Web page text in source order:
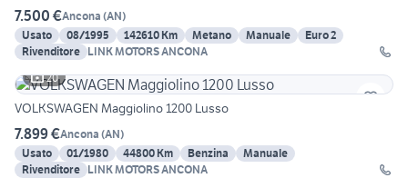
7.500 €Ancona (AN)
Usato
08/1995 142610 Km Metano Manuale
Euro 2
Rivenditore LINK MOTORS ANCONA
20
VOLKSWAGEN Maggiolino 1200 Lusso
7.899 €Ancona (AN)
Usato
01/1980 44800 Km Benzina
Manuale
Rivenditore LINK MOTORS ANCONA